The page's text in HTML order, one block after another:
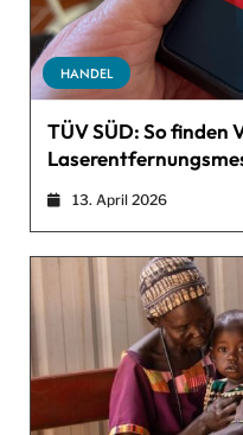
HANDEL
TÜV SÜD: So finden
13. April 2026